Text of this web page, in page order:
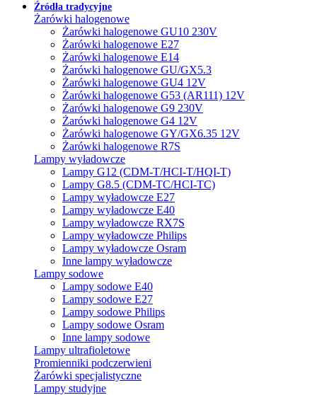
Źródła tradycyjne
Żarówki halogenowe
Żarówki halogenowe GU10 230V
Żarówki halogenowe E27
Żarówki halogenowe E14
Żarówki halogenowe GU/GX5.3
Żarówki halogenowe GU4 12V
Żarówki halogenowe G53 (AR111) 12V
Żarówki halogenowe G9 230V
Żarówki halogenowe G4 12V
Żarówki halogenowe GY/GX6.35 12V
Żarówki halogenowe R7S
Lampy wyładowcze
Lampy G12 (CDM-T/HCI-T/HQI-T)
Lampy G8.5 (CDM-TC/HCI-TC)
Lampy wyładowcze E27
Lampy wyładowcze E40
Lampy wyładowcze RX7S
Lampy wyładowcze Philips
Lampy wyładowcze Osram
Inne lampy wyładowcze
Lampy sodowe
Lampy sodowe E40
Lampy sodowe E27
Lampy sodowe Philips
Lampy sodowe Osram
Inne lampy sodowe
Lampy ultrafioletowe
Promienniki podczerwieni
Żarówki specjalistyczne
Lampy studyjne